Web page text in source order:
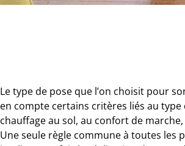
Le type de pose que l’on choisit pour
en compte certains critères liés au type
chauffage au sol, au confort de
Une seule règle commune à toutes les